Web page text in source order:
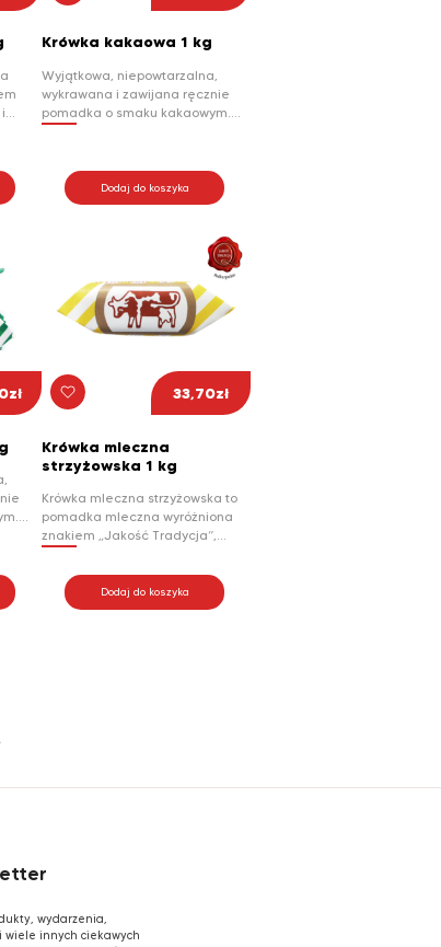
Krówka kakaowa 1 kg
Wyjątkowa, niepowtarzalna,
wykrawana i zawijana ręcznie
pomadka o smaku kakaowym.
oryginalnym kakaowym
smakiem. Krówka kakaowa
idealnie sprawdzi się zarówno
jak również dla fanów kakaowych
Dodaj do koszyka
zł
Krówka mleczna
strzyżowska 1 kg
33,70zł
Krówka mleczna strzyżowska to
pomadka mleczna wyróżniona
znakiem „Jakość Tradycja”,
Wyjątkową cechą naszych
krówek jest tzw. łezka, tj.
półpłynna likworowo-mleczna
Dodaj do koszyka
wydarzenia,
wiele innych ciekawych